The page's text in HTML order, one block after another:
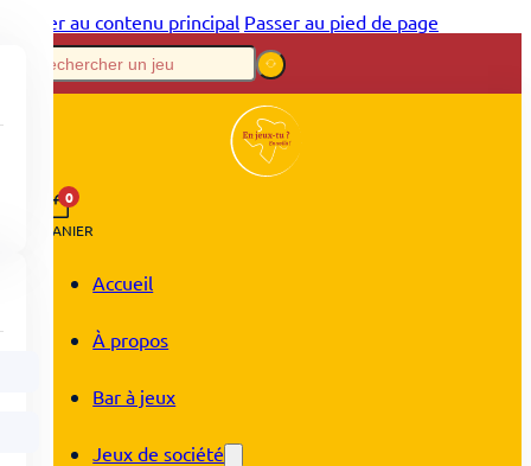
Passer au contenu principal Passer au pied de page
0
PANIER
Accueil
À propos
Bar à jeux
Jeux de société